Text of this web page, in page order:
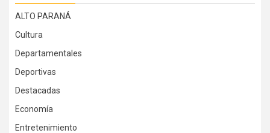
ALTO PARANÁ
Cultura
Departamentales
Deportivas
Destacadas
Economía
Entretenimiento